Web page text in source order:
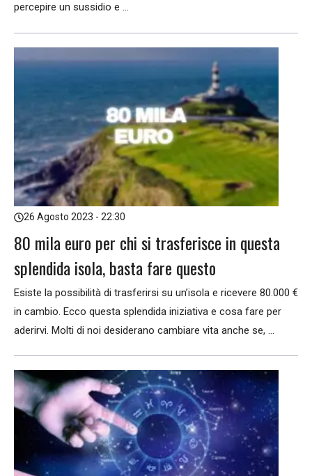
percepire un sussidio e ...
26 Agosto 2023 - 22:30
80 mila euro per chi si trasferisce in questa
splendida isola, basta fare questo
Esiste la possibilità di trasferirsi su un’isola e ricevere 80.000 €
in cambio. Ecco questa splendida iniziativa e cosa fare per
aderirvi. Molti di noi desiderano cambiare vita anche se, ...